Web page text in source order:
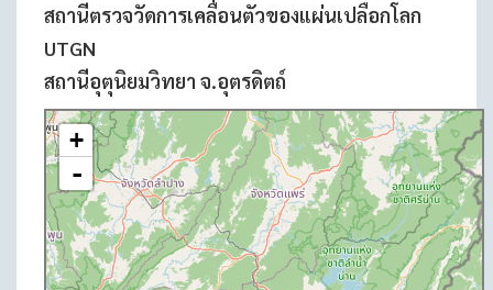
สถานีตรวจวัดการเคลื่อนตัวของแผ่นเปลือกโลก
UTGN
สถานีอุตุนิยมวิทยา จ.อุตรดิตถ์
+
-